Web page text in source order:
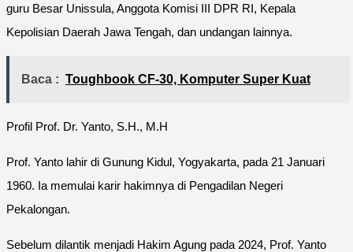
guru Besar Unissula, Anggota Komisi III DPR RI, Kepala
Kepolisian Daerah Jawa Tengah, dan undangan lainnya.
Baca : Toughbook CF-30, Komputer Super Kuat
Profil Prof. Dr. Yanto, S.H., M.H
Prof. Yanto lahir di Gunung Kidul, Yogyakarta, pada 21 Januari
1960. Ia memulai karir hakimnya di Pengadilan Negeri
Pekalongan.
Sebelum dilantik menjadi Hakim Agung pada 2024, Prof. Yanto